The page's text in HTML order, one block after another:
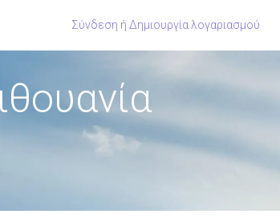
Σύνδεση ή Δημιουργία λογαριασμού